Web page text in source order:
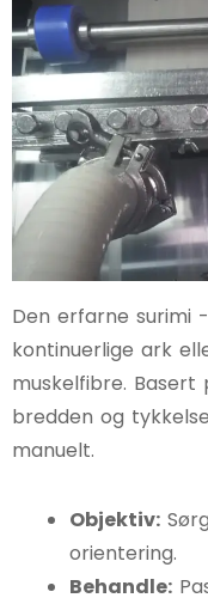
Den erfarne surimi
kontinuerlige ark
muskelfibre. Basert
bredden og
manuelt.
Objektiv:
orientering.
Behandle: